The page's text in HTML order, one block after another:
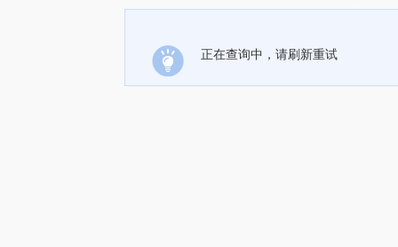
正在查询中，请刷新重试